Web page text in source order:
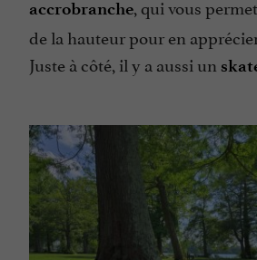
accrobranche, qui vous
de la hauteur pour en
Juste à côté, il y a aussi un